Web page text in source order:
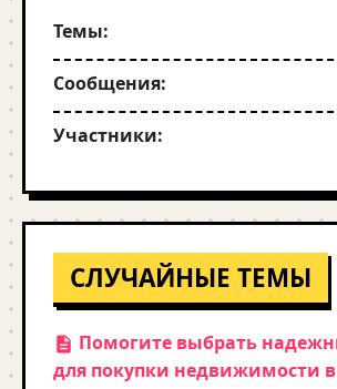
Темы:
Сообщения:
Участники:
СЛУЧАЙНЫЕ ТЕМЫ
Помогите выбрать
для покупки недвижимости